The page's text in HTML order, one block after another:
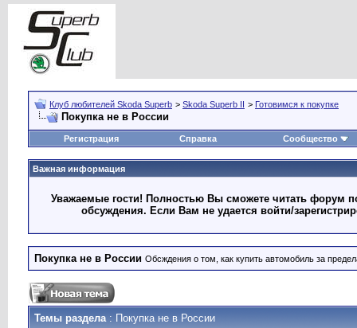
Клуб любителей Skoda Superb > Skoda Superb II > Готовимся к покупке
Покупка не в России
Регистрация Справка Сообщество
Важная информация
Уважаемые гости! Полностью Вы сможете читать форум
обсуждения. Если Вам не удается войти/
Покупка не в России Обсждения о том, как купить автомобиль за
Темы раздела: Покупка не в России